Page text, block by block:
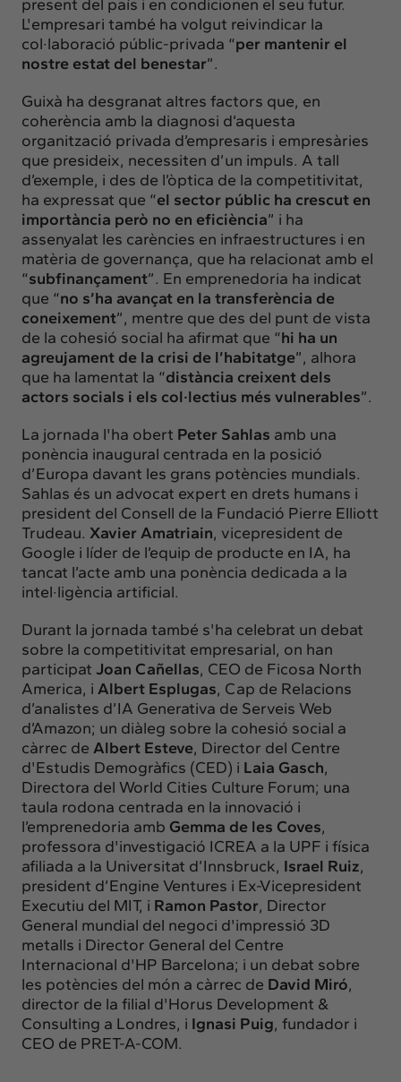
present del país i en condicionen el seu futur.
L'empresari també ha volgut reivindicar la
col·laboració públic-privada “per mantenir el
nostre estat del benestar”.
Guixà ha desgranat altres factors que, en
coherència amb la diagnosi d’aquesta
organització privada d’empresaris i empresàries
que presideix, necessiten d’un impuls. A tall
d’exemple, i des de l’òptica de la competitivitat,
ha expressat que “el sector públic ha crescut en
importància però no en eficiència” i ha
assenyalat les carències en infraestructures i en
matèria de governança, que ha relacionat amb el
“subfinançament”. En emprenedoria ha indicat
que “no s’ha avançat en la transferència de
coneixement”, mentre que des del punt de vista
de la cohesió social ha afirmat que “hi ha un
agreujament de la crisi de l’habitatge”, alhora
que ha lamentat la “distància creixent dels
actors socials i els col·lectius més vulnerables”.
La jornada l'ha obert Peter Sahlas amb una
ponència inaugural centrada en la posició
d’Europa davant les grans potències mundials.
Sahlas és un advocat expert en drets humans i
president del Consell de la Fundació Pierre Elliott
Trudeau. Xavier Amatriain, vicepresident de
Google i líder de l’equip de producte en IA, ha
tancat l’acte amb una ponència dedicada a la
intel·ligència artificial.
Durant la jornada també s'ha celebrat un debat
sobre la competitivitat empresarial, on han
participat Joan Cañellas, CEO de Ficosa North
America, i Albert Esplugas, Cap de Relacions
d’analistes d’IA Generativa de Serveis Web
d’Amazon; un diàleg sobre la cohesió social a
càrrec de Albert Esteve, Director del Centre
d'Estudis Demogràfics (CED) i Laia Gasch,
Directora del World Cities Culture Forum; una
taula rodona centrada en la innovació i
l’emprenedoria amb Gemma de les Coves,
professora d'investigació ICREA a la UPF i física
afiliada a la Universitat d’Innsbruck, Israel Ruiz,
president d’Engine Ventures i Ex-Vicepresident
Executiu del MIT, i Ramon Pastor, Director
General mundial del negoci d'impressió 3D
metalls i Director General del Centre
Internacional d'HP Barcelona; i un debat sobre
les potències del món a càrrec de David Miró,
director de la filial d'Horus Development &
Consulting a Londres, i Ignasi Puig, fundador i
CEO de PRET-A-COM.